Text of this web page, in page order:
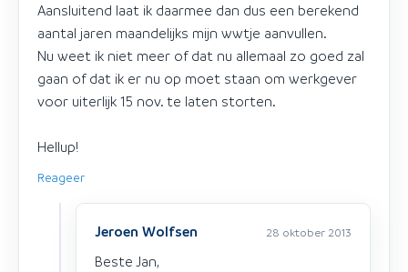
Aansluitend laat ik daarmee dan dus een berekend
aantal jaren maandelijks mijn wwtje aanvullen.
Nu weet ik niet meer of dat nu allemaal zo goed zal
gaan of dat ik er nu op moet staan om werkgever
voor uiterlijk 15 nov. te laten storten.
Hellup!
Reageer
Jeroen Wolfsen 28 oktober 2013
Beste Jan,